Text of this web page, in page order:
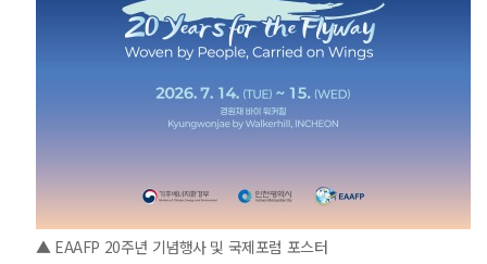
▲ EAAFP 20주년 기념행사 및 국제포럼 포스터